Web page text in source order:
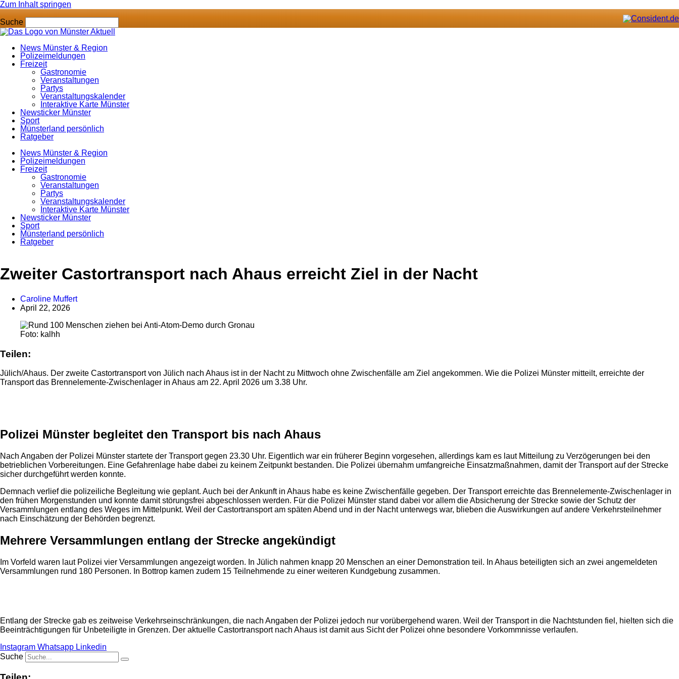
Zum Inhalt springen
Suche
News Münster & Region
Polizeimeldungen
Freizeit
Gastronomie
Veranstaltungen
Partys
Veranstaltungskalender
Interaktive Karte Münster
Newsticker Münster
Sport
Münsterland persönlich
Ratgeber
News Münster & Region
Polizeimeldungen
Freizeit
Gastronomie
Veranstaltungen
Partys
Veranstaltungskalender
Interaktive Karte Münster
Newsticker Münster
Sport
Münsterland persönlich
Ratgeber
Anzeige
Zweiter Castortransport nach Ahaus erreicht Ziel in der Nacht
Caroline Muffert
April 22, 2026
Foto: kalhh
Teilen:
Jülich/Ahaus. Der zweite Castortransport von Jülich nach Ahaus ist in der Nacht zu Mittwoch ohne Zwischenfälle am Ziel angekommen. Wie die Polizei Münster mitteilt, erreichte der
Transport das Brennelemente-Zwischenlager in Ahaus am 22. April 2026 um 3.38 Uhr.
Polizei Münster begleitet den Transport bis nach Ahaus
Nach Angaben der Polizei Münster startete der Transport gegen 23.30 Uhr. Eigentlich war ein früherer Beginn vorgesehen, allerdings kam es laut Mitteilung zu Verzögerungen bei den
betrieblichen Vorbereitungen. Eine Gefahrenlage habe dabei zu keinem Zeitpunkt bestanden. Die Polizei übernahm umfangreiche Einsatzmaßnahmen, damit der Transport auf der Strecke
sicher durchgeführt werden konnte.
Demnach verlief die polizeiliche Begleitung wie geplant. Auch bei der Ankunft in Ahaus habe es keine Zwischenfälle gegeben. Der Transport erreichte das Brennelemente-Zwischenlager in
den frühen Morgenstunden und konnte damit störungsfrei abgeschlossen werden. Für die Polizei Münster stand dabei vor allem die Absicherung der Strecke sowie der Schutz der
Versammlungen entlang des Weges im Mittelpunkt. Weil der Castortransport am späten Abend und in der Nacht unterwegs war, blieben die Auswirkungen auf andere Verkehrsteilnehmer
nach Einschätzung der Behörden begrenzt.
Mehrere Versammlungen entlang der Strecke angekündigt
Im Vorfeld waren laut Polizei vier Versammlungen angezeigt worden. In Jülich nahmen knapp 20 Menschen an einer Demonstration teil. In Ahaus beteiligten sich an zwei angemeldeten
Versammlungen rund 180 Personen. In Bottrop kamen zudem 15 Teilnehmende zu einer weiteren Kundgebung zusammen.
Entlang der Strecke gab es zeitweise Verkehrseinschränkungen, die nach Angaben der Polizei jedoch nur vorübergehend waren. Weil der Transport in die Nachtstunden fiel, hielten sich die
Beeinträchtigungen für Unbeteiligte in Grenzen. Der aktuelle Castortransport nach Ahaus ist damit aus Sicht der Polizei ohne besondere Vorkommnisse verlaufen.
Instagram Whatsapp Linkedin
Suche
2
2